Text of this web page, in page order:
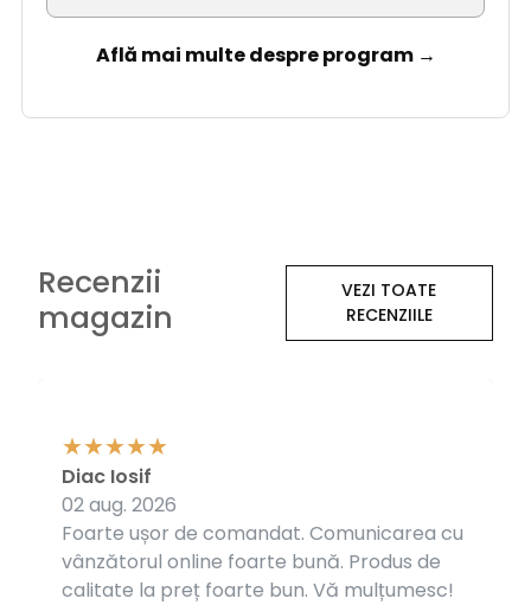
Află mai multe despre program →
Recenzii
magazin
VEZI TOATE
RECENZIILE
Foarte ușor de comandat. Comunicarea cu
vânzătorul online foarte bună. Produs de
calitate la preț foarte bun. Vă mulțumesc!
Diac Iosif
02 aug. 2026